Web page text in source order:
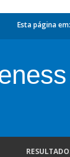
Esta página em: